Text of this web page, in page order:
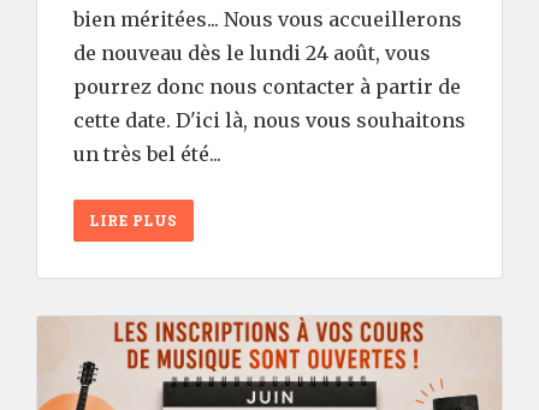
bien méritées... Nous vous accueillerons
de nouveau dès le lundi 24 août, vous
pourrez donc nous contacter à partir de
cette date. D'ici là, nous vous souhaitons
un très bel été...
LIRE PLUS